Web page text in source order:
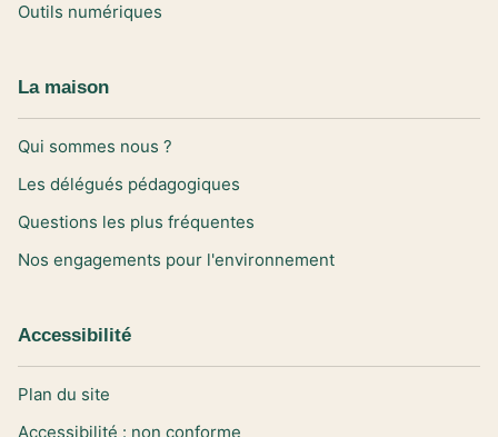
Outils numériques
La maison
Qui sommes nous ?
Les délégués pédagogiques
Questions les plus fréquentes
Nos engagements pour l'environnement
Accessibilité
Plan du site
Accessibilité : non conforme